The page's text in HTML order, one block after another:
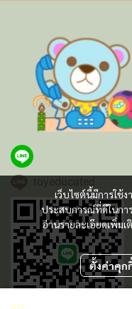
เว็บไซต์นี้มีการใช้
ประสบการณ์ที่ดีในกา
อ่านรายละเอียดเพิ่มเ
ตั้งค่าคุก